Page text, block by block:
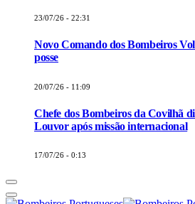
23/07/26 - 22:31
Novo Comando dos Bombeiros
posse
20/07/26 - 11:09
Chefe dos Bombeiros da Covilhã
Louvor após missão internacional
17/07/26 - 0:13